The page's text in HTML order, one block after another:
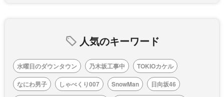
人気のキーワード
水曜日のダウンタウン 乃木坂工事中
TOKIOカケル
なにわ男子
しゃべくり007 SnowMan
日向坂46